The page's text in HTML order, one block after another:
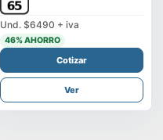
Und. $6490 + iva
46% AHORRO
Cotizar
Ver